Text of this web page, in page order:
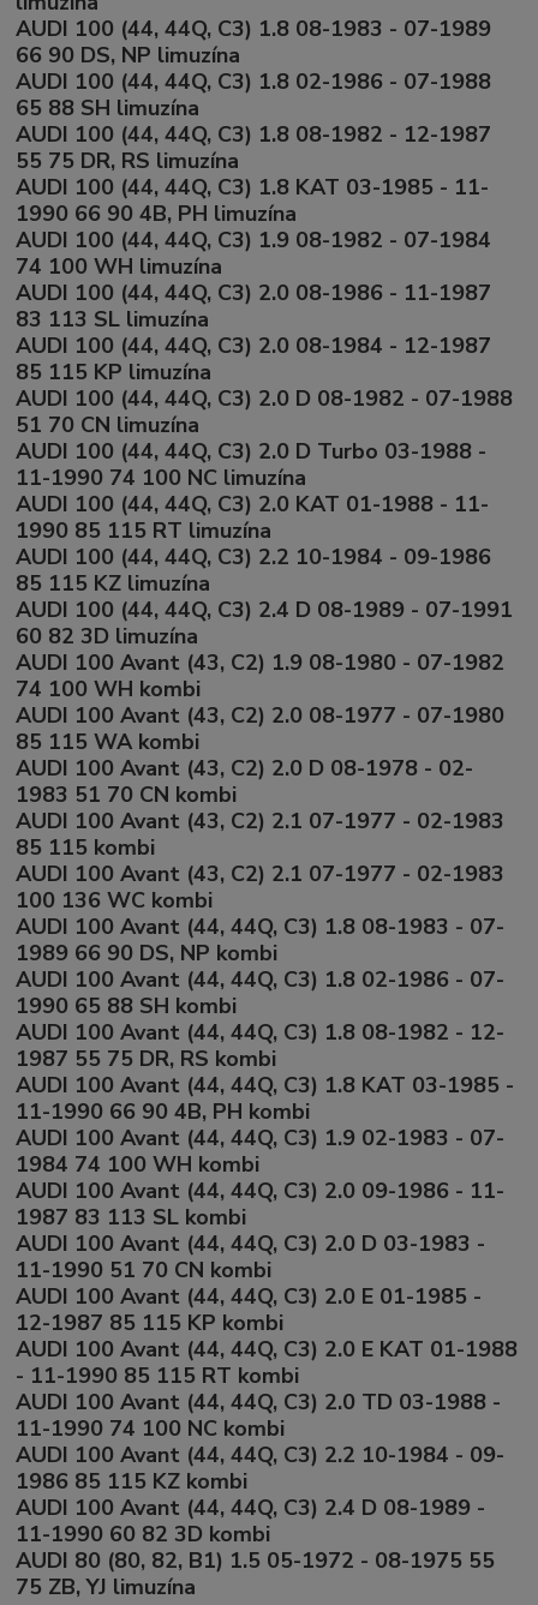
AUDI 100 (44, 44Q, C3) 1.8 08-1983 - 07-1989
66 90 DS, NP limuzína
AUDI 100 (44, 44Q, C3) 1.8 02-1986 - 07-1988
65 88 SH limuzína
AUDI 100 (44, 44Q, C3) 1.8 08-1982 - 12-1987
55 75 DR, RS limuzína
AUDI 100 (44, 44Q, C3) 1.8 KAT 03-1985 - 11-
1990 66 90 4B, PH limuzína
AUDI 100 (44, 44Q, C3) 1.9 08-1982 - 07-1984
74 100 WH limuzína
AUDI 100 (44, 44Q, C3) 2.0 08-1986 - 11-1987
83 113 SL limuzína
AUDI 100 (44, 44Q, C3) 2.0 08-1984 - 12-1987
85 115 KP limuzína
AUDI 100 (44, 44Q, C3) 2.0 D 08-1982 - 07-1988
51 70 CN limuzína
AUDI 100 (44, 44Q, C3) 2.0 D Turbo 03-1988 -
11-1990 74 100 NC limuzína
AUDI 100 (44, 44Q, C3) 2.0 KAT 01-1988 - 11-
1990 85 115 RT limuzína
AUDI 100 (44, 44Q, C3) 2.2 10-1984 - 09-1986
85 115 KZ limuzína
AUDI 100 (44, 44Q, C3) 2.4 D 08-1989 - 07-1991
60 82 3D limuzína
AUDI 100 Avant (43, C2) 1.9 08-1980 - 07-1982
74 100 WH kombi
AUDI 100 Avant (43, C2) 2.0 08-1977 - 07-1980
85 115 WA kombi
AUDI 100 Avant (43, C2) 2.0 D 08-1978 - 02-
1983 51 70 CN kombi
AUDI 100 Avant (43, C2) 2.1 07-1977 - 02-1983
85 115 kombi
AUDI 100 Avant (43, C2) 2.1 07-1977 - 02-1983
100 136 WC kombi
AUDI 100 Avant (44, 44Q, C3) 1.8 08-1983 - 07-
1989 66 90 DS, NP kombi
AUDI 100 Avant (44, 44Q, C3) 1.8 02-1986 - 07-
1990 65 88 SH kombi
AUDI 100 Avant (44, 44Q, C3) 1.8 08-1982 - 12-
1987 55 75 DR, RS kombi
AUDI 100 Avant (44, 44Q, C3) 1.8 KAT 03-1985 -
11-1990 66 90 4B, PH kombi
AUDI 100 Avant (44, 44Q, C3) 1.9 02-1983 - 07-
1984 74 100 WH kombi
AUDI 100 Avant (44, 44Q, C3) 2.0 09-1986 - 11-
1987 83 113 SL kombi
AUDI 100 Avant (44, 44Q, C3) 2.0 D 03-1983 -
11-1990 51 70 CN kombi
AUDI 100 Avant (44, 44Q, C3) 2.0 E 01-1985 -
12-1987 85 115 KP kombi
AUDI 100 Avant (44, 44Q, C3) 2.0 E KAT 01-1988
- 11-1990 85 115 RT kombi
AUDI 100 Avant (44, 44Q, C3) 2.0 TD 03-1988 -
11-1990 74 100 NC kombi
AUDI 100 Avant (44, 44Q, C3) 2.2 10-1984 - 09-
1986 85 115 KZ kombi
AUDI 100 Avant (44, 44Q, C3) 2.4 D 08-1989 -
11-1990 60 82 3D kombi
AUDI 80 (80, 82, B1) 1.5 05-1972 - 08-1975 55
75 ZB, YJ limuzína